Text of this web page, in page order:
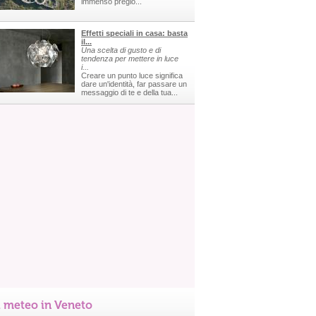
Effetti speciali in casa: basta
il...
Una scelta di gusto e di
tendenza per mettere in luce
i...
Creare un punto luce significa
dare un'identità, far passare un
messaggio di te e della tua...
meteo in Veneto